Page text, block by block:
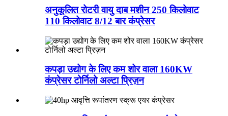
अनुकूलित रोटरी वायु दाब मशीन 250 किलोवाट
110 किलोवाट 8/12 बार कंप्रेसर
कपड़ा उद्योग के लिए कम शोर वाला 160KW
कंप्रेसर टोर्निलो अल्टा प्रिज़न